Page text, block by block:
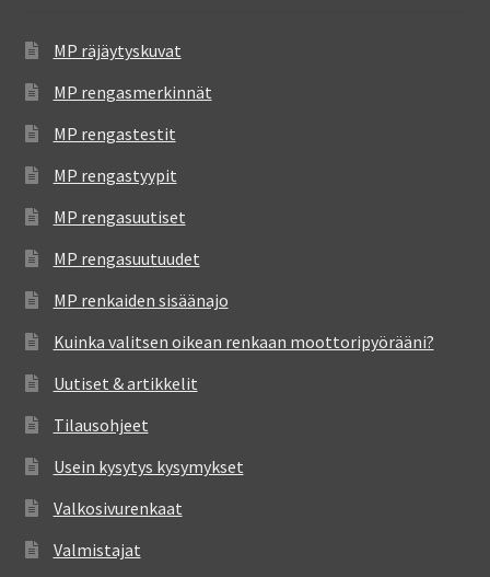
MP räjäytyskuvat
MP rengasmerkinnät
MP rengastestit
MP rengastyypit
MP rengasuutiset
MP rengasuutuudet
MP renkaiden sisäänajo
Kuinka valitsen oikean renkaan moottoripyörääni?
Uutiset & artikkelit
Tilausohjeet
Usein kysytys kysymykset
Valkosivurenkaat
Valmistajat